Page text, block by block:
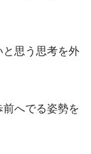
思う思考を外
へでる姿勢を